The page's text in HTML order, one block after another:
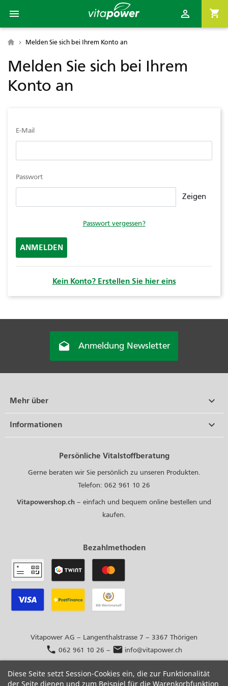
 shopping_cart

Melden Sie sich bei Ihrem Konto an
Melden Sie sich bei Ihrem
Konto an
E-Mail
Passwort
Zeigen
Passwort vergessen?
ANMELDEN
Kein Konto? Erstellen Sie hier eins
 Anmeldung Newsletter
Mehr über 
Informationen 
Persönliche Vitalstoffberatung
Gerne beraten wir Sie persönlich zu unseren Produkten.
Telefon: 062 961 10 26
Vitapowershop.ch – einfach und bequem online bestellen und
kaufen.
Diese Seite setzt Session-Cookies ein, die zur Funktionalität
der Seite dienen und zum Beispiel für die Warenkorbfunktion
Bezahlmethoden
Vitapower AG – Langenthalstrasse 7 – 3367 Thörigen
phone 062 961 10 26 – mail info@vitapower.ch
AGB Impressum Datenschutz